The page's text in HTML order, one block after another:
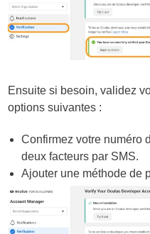
Ensuite si besoin, validez
options suivantes :
Confirmez votre numéro
deux facteurs par SMS.
Ajouter une méthode de